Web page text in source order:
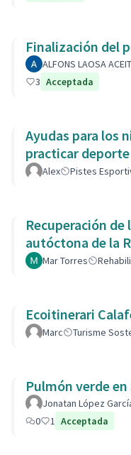
Finalización del
ALFONS LAOSA
3 Acceptada
Ayudas para los
practicar deporte
Alex Pistes
Recuperación
autóctona de la
Mar Torres
Ecoitinerari
Marc Turisme
Pulmón verde en
Jonatan López
0
1 Acceptada